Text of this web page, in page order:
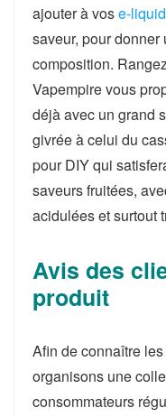
ajouter à vose-
saveur, pour donner
composition.
Vapempire vous
déjà avec un grand
givrée à celui du
pour DIY qui
saveurs fruitées,
acidulées et surtout
Avis des
produit
Afin de connaître
organisons une
consommateurs